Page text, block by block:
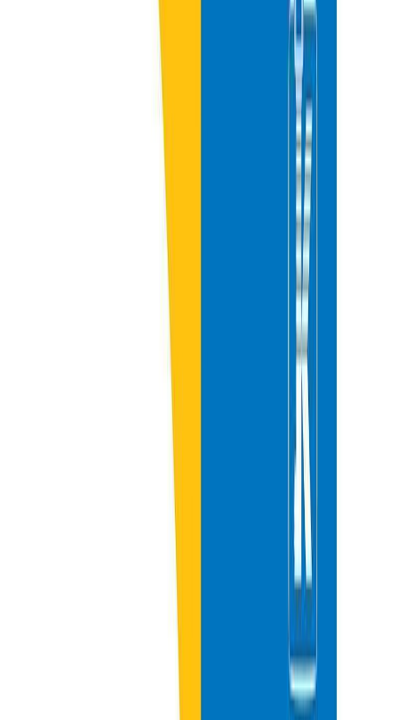
Δώρο για κάποιον ξεχωριστό
Χάρισε απεριόριστες ακροάσεις βιβλίων στους αγαπημένους σου.
Αγόρασε online και στείλε ψηφιακά τη δωροκάρτα.